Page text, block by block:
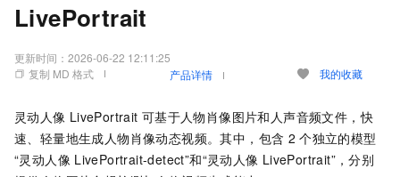
LivePortrait
更新时间： 2026-06-22 12:11:25
复制 MD 格式
产品详情 我的收藏
灵动人像 LivePortrait 可基于人物肖像图片和人声音频文件，快
速、轻量地生成人物肖像动态视频。其中，包含 2 个独立的模型
“灵动人像 LivePortrait-detect”和“灵动人像 LivePortrait”，分别